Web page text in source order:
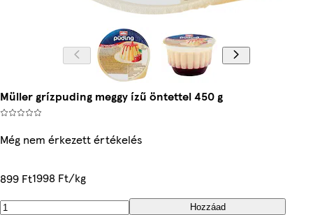
Müller grízpuding meggy ízű öntettel 450 g
Még nem érkezett értékelés
899 Ft1998 Ft/kg
Hozzáad